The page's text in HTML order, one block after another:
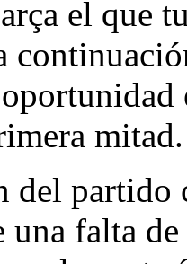
el que
mitad.
del partido
una falta